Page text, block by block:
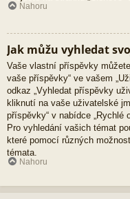
Nahoru
Jak můžu vyhledat
Vaše vlastní příspěvky
vaše příspěvky“ ve vašem
odkaz „Vyhledat příspěvky
kliknutí na vaše uživatelské
příspěvky“ v nabídce „Rychlé
Pro vyhledání vašich témat
které pomocí různých
témata.
Nahoru